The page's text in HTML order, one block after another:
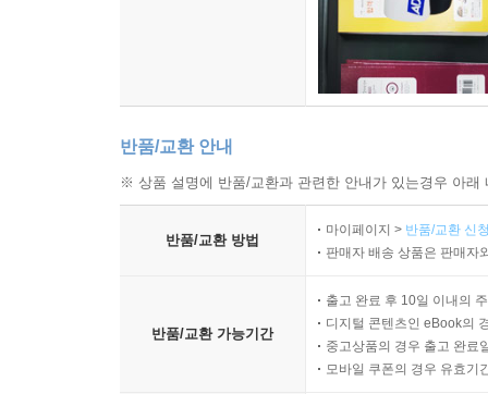
반품/교환 안내
※ 상품 설명에 반품/교환과 관련한 안내가 있는경우 아
반품/교환 방법
마이페이지 > 반품/교환 신
판매자 배송 상품은 판매자
반품/교환 가능기간
출고 완료 후 10일 이내의
디지털 콘텐츠인 eBook의
중고상품의 경우 출고 완료
모바일 쿠폰의 경우 유효기